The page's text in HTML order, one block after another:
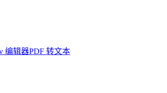
编辑器PDF 转文本